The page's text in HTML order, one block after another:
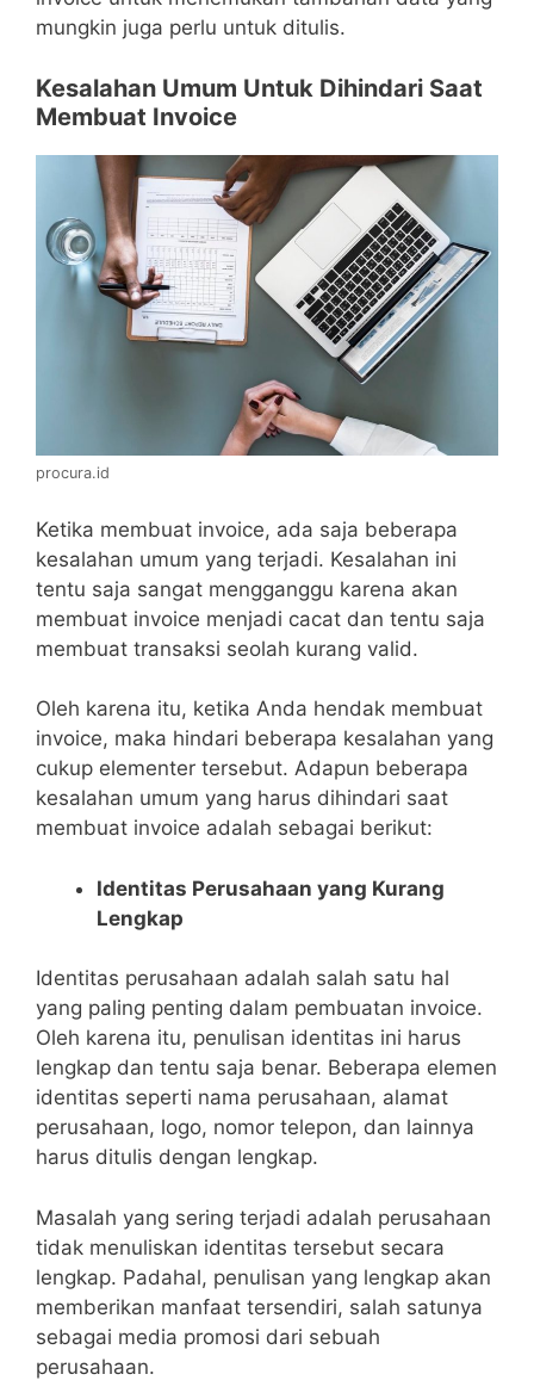
mungkin juga perlu untuk ditulis.
Kesalahan Umum Untuk Dihindari Saat
Membuat Invoice
procura.id
Ketika membuat invoice, ada saja beberapa
kesalahan umum yang terjadi. Kesalahan ini
tentu saja sangat mengganggu karena akan
membuat invoice menjadi cacat dan tentu saja
membuat transaksi seolah kurang valid.
Oleh karena itu, ketika Anda hendak membuat
invoice, maka hindari beberapa kesalahan yang
cukup elementer tersebut. Adapun beberapa
kesalahan umum yang harus dihindari saat
membuat invoice adalah sebagai berikut:
Identitas Perusahaan yang Kurang
Lengkap
Identitas perusahaan adalah salah satu hal
yang paling penting dalam pembuatan invoice.
Oleh karena itu, penulisan identitas ini harus
lengkap dan tentu saja benar. Beberapa elemen
identitas seperti nama perusahaan, alamat
perusahaan, logo, nomor telepon, dan lainnya
harus ditulis dengan lengkap.
Masalah yang sering terjadi adalah perusahaan
tidak menuliskan identitas tersebut secara
lengkap. Padahal, penulisan yang lengkap akan
memberikan manfaat tersendiri, salah satunya
sebagai media promosi dari sebuah
perusahaan.